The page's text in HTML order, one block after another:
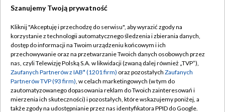
TVP
Abonament TVP
Emisja w TVP
Centrum informacji TVP
Naziemna Telewizja Cyfrowa
Regulamin TVP
Polityka prywatności
Moje zgody
Pomoc
Szanujemy Twoją prywatność
Kliknij "Akceptuję i przechodzę do serwisu", aby wyrazić zgody na
korzystanie z technologii automatycznego śledzenia i zbierania danych,
dostęp do informacji na Twoim urządzeniu końcowym i ich
przechowywanie oraz na przetwarzanie Twoich danych osobowych przez
nas, czyli Telewizję Polską S.A. w likwidacji (zwaną dalej również „TVP”),
Zaufanych Partnerów z IAB* (1201 firm) oraz pozostałych Zaufanych
Partnerów TVP (93 firm), w celach marketingowych (w tym do
zautomatyzowanego dopasowania reklam do Twoich zainteresowań i
mierzenia ich skuteczności) i pozostałych, które wskazujemy poniżej, a
także zgody na udostępnianie przez nas identyfikatora PPID do Google.